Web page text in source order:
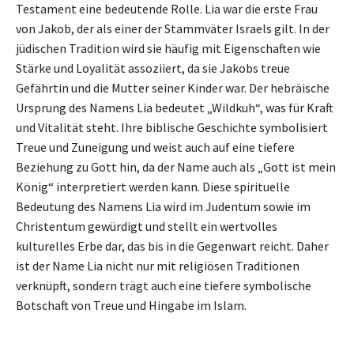
Testament eine bedeutende Rolle. Lia war die erste Frau
von Jakob, der als einer der Stammväter Israels gilt. In der
jüdischen Tradition wird sie häufig mit Eigenschaften wie
Stärke und Loyalität assoziiert, da sie Jakobs treue
Gefährtin und die Mutter seiner Kinder war. Der hebräische
Ursprung des Namens Lia bedeutet „Wildkuh“, was für Kraft
und Vitalität steht. Ihre biblische Geschichte symbolisiert
Treue und Zuneigung und weist auch auf eine tiefere
Beziehung zu Gott hin, da der Name auch als „Gott ist mein
König“ interpretiert werden kann. Diese spirituelle
Bedeutung des Namens Lia wird im Judentum sowie im
Christentum gewürdigt und stellt ein wertvolles
kulturelles Erbe dar, das bis in die Gegenwart reicht. Daher
ist der Name Lia nicht nur mit religiösen Traditionen
verknüpft, sondern trägt auch eine tiefere symbolische
Botschaft von Treue und Hingabe im Islam.